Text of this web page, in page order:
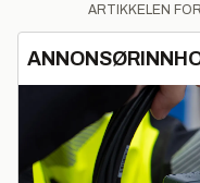
ARTIKKELEN